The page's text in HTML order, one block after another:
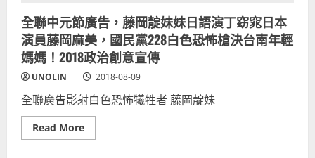
資
助？
五
眼
聯
助
灣
總
統
選
舉
文-
同
性
戀
同
志
同
運
領
袖
支
全聯中元節廣告，藤岡靛妹妹日語演丁窈窕日本
演員藤岡麻美，國民黨228白色恐怖槍決台南年輕
媽媽！2018政治創意宣傳
UNOLIN 2018-08-09
全聯廣告影射白色恐怖犧牲者 藤岡靛妹
Read MoreRead
more